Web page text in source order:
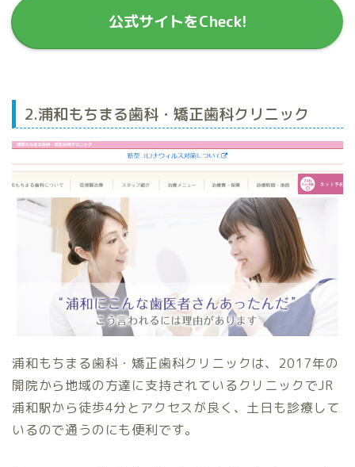
公式サイトをCheck!
2.浦和もちまる歯科・矯正歯科クリニック
浦和もちまる歯科・矯正歯科クリニックは、2017年の
開院から地域の方達に支持されているクリニックでJR
浦和駅から徒歩4分とアクセスが良く、土日も診療して
いるので通うのにも便利です。